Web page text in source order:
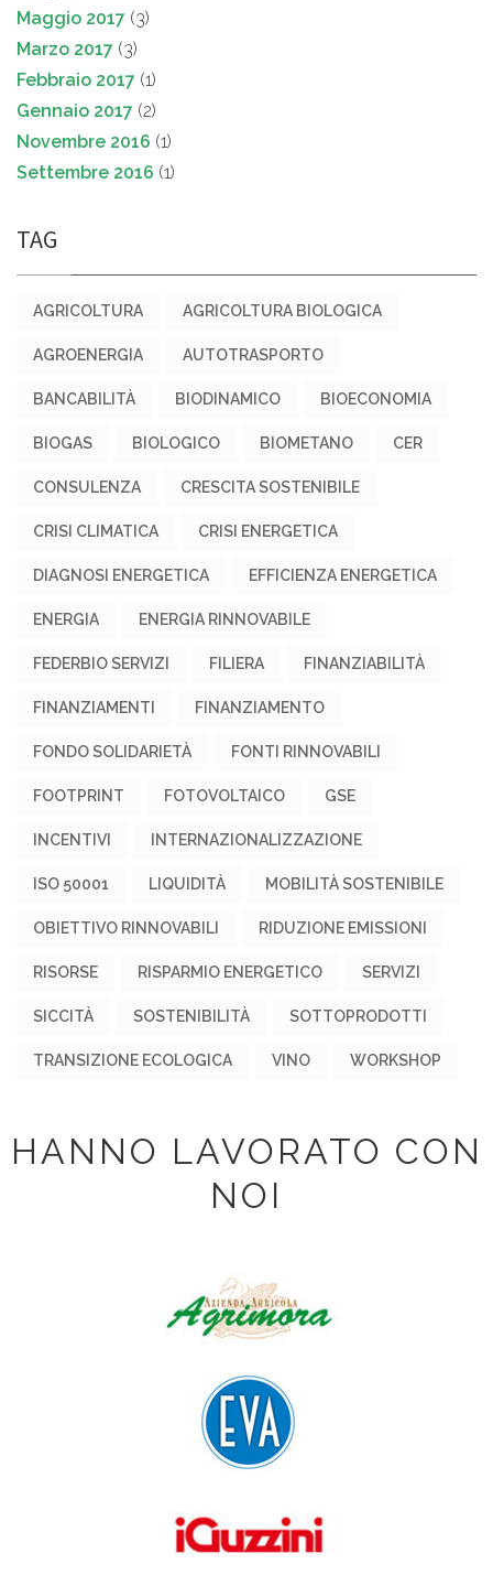
Maggio 2017 (3)
Marzo 2017 (3)
Febbraio 2017 (1)
Gennaio 2017 (2)
Novembre 2016 (1)
Settembre 2016 (1)
TAG
AGRICOLTURA AGRICOLTURA BIOLOGICA
AGROENERGIA AUTOTRASPORTO
BANCABILITÀ BIODINAMICO BIOECONOMIA
BIOGAS BIOLOGICO BIOMETANO CER
CONSULENZA CRESCITA SOSTENIBILE
CRISI CLIMATICA CRISI ENERGETICA
DIAGNOSI ENERGETICA EFFICIENZA ENERGETICA
ENERGIA ENERGIA RINNOVABILE
FEDERBIO SERVIZI FILIERA FINANZIABILITÀ
FINANZIAMENTI FINANZIAMENTO
FONDO SOLIDARIETÀ FONTI RINNOVABILI
FOOTPRINT FOTOVOLTAICO GSE
INCENTIVI INTERNAZIONALIZZAZIONE
ISO 50001 LIQUIDITÀ MOBILITÀ SOSTENIBILE
OBIETTIVO RINNOVABILI RIDUZIONE EMISSIONI
RISORSE RISPARMIO ENERGETICO SERVIZI
SICCITÀ SOSTENIBILITÀ SOTTOPRODOTTI
TRANSIZIONE ECOLOGICA VINO WORKSHOP
HANNO LAVORATO CON
NOI